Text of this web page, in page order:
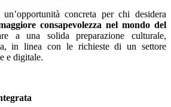
concreta per chi desidera
consapevolezza nel mondo del
a una solida preparazione culturale,
in linea con le richieste di un settore
e digitale.